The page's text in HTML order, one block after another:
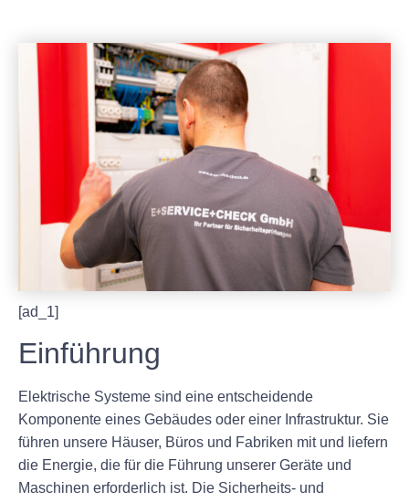
[ad_1]
Einführung
Elektrische Systeme sind eine entscheidende
Komponente eines Gebäudes oder einer Infrastruktur. Sie
führen unsere Häuser, Büros und Fabriken mit und liefern
die Energie, die für die Führung unserer Geräte und
Maschinen erforderlich ist. Die Sicherheits- und